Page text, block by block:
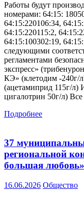
Работы будут
номерами: 64:15:
64:15:220106:34,
64:15:220115:2,
64:15:100302:19,
следующими
регламентами
экспресс»
КЭ» (клетодим -240г/
(ацетамиприд 115г/л)
цигалотрин 50г/л)
Подробнее
37
региональной
большая любовь»
16.06.2026 Общество